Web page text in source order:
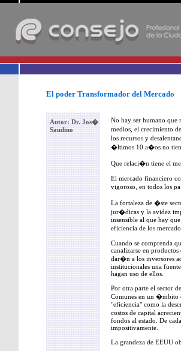
El poder Transformador del Mercado
Autor: Dr. Jos�
Saudino
No hay ser humano que
medios, el crecimiento
los recursos y
�ltimos 10 a�os no
Que relaci�n tiene el
El mercado financiero
vigoroso, en todos los
La fortaleza de �ste
jur�dicas y la avidez
insensible al que hay
eficiencia de los
Cuando se comprenda
canalizarse en
dar�n a los inversores
institucionales una
hagan uso de ellos.
Por otra parte el sector
Comunes en un �mbito
"eficiencia" como la
costos de capital
fondos al estado. De
impositivamente.
La grandeza de EEUU